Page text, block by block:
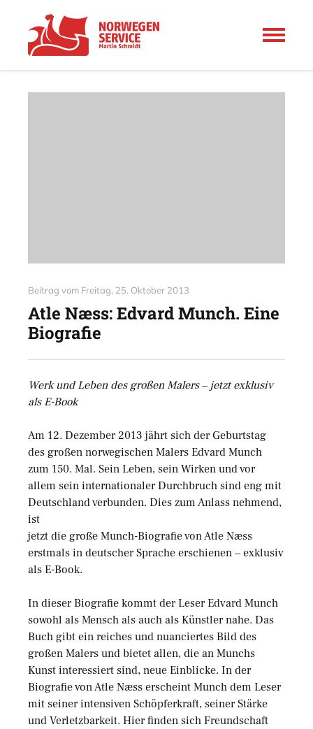
Beitrag vom Freitag, 25. Oktober 2013
Atle Næss: Edvard Munch. Eine
Biografie
Werk und Leben des großen Malers ‒ jetzt exklusiv
als E-Book
Am 12. Dezember 2013 jährt sich der Geburtstag
des großen norwegischen Malers Edvard Munch
zum 150. Mal. Sein Leben, sein Wirken und vor
allem sein internationaler Durchbruch sind eng mit
Deutschland verbunden. Dies zum Anlass nehmend,
ist
jetzt die große Munch-Biografie von Atle Næss
erstmals in deutscher Sprache erschienen ‒ exklusiv
als E-Book.
In dieser Biografie kommt der Leser Edvard Munch
sowohl als Mensch als auch als Künstler nahe. Das
Buch gibt ein reiches und nuanciertes Bild des
großen Malers und bietet allen, die an Munchs
Kunst interessiert sind, neue Einblicke. In der
Biografie von Atle Næss erscheint Munch dem Leser
mit seiner intensiven Schöpferkraft, seiner Stärke
und Verletzbarkeit. Hier finden sich Freundschaft